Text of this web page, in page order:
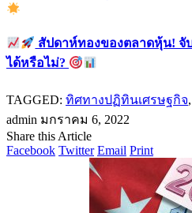
สัปดาห์ทองของตลาดหุ้น! จับ
ได้หรือไม่?
TAGGED: ทิศทางปฏิทินเศรษฐกิจ,
admin มกราคม 6, 2022
Share this Article
Facebook Twitter Email Print